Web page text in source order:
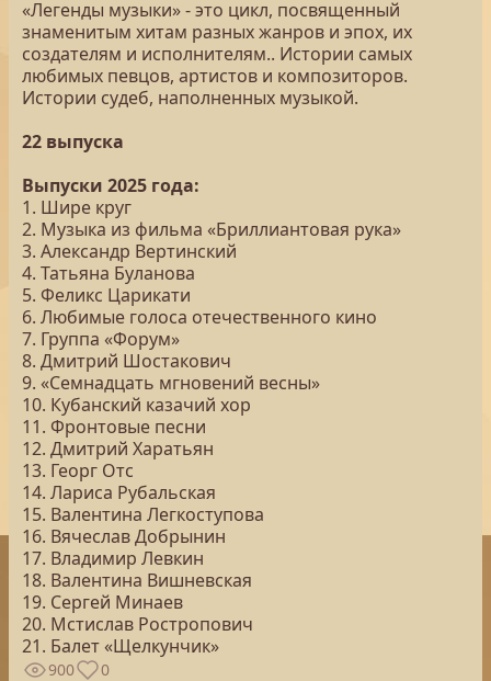
«Легенды музыки» - это цикл, посвященный
знаменитым хитам разных жанров и эпох, их
создателям и исполнителям.. Истории самых
любимых певцов, артистов и композиторов.
Истории судеб, наполненных музыкой.
22 выпуска
Выпуски 2025 года:
1. Шире круг
2. Музыка из фильма «Бриллиантовая рука»
3. Александр Вертинский
4. Татьяна Буланова
5. Феликс Царикати
6. Любимые голоса отечественного кино
7. Группа «Форум»
8. Дмитрий Шостакович
9. «Семнадцать мгновений весны»
10. Кубанский казачий хор
11. Фронтовые песни
12. Дмитрий Харатьян
13. Георг Отс
14. Лариса Рубальская
15. Валентина Легкоступова
16. Вячеслав Добрынин
17. Владимир Левкин
18. Валентина Вишневская
19. Сергей Минаев
20. Мстислав Ростропович
21. Балет «Щелкунчик»
900 0